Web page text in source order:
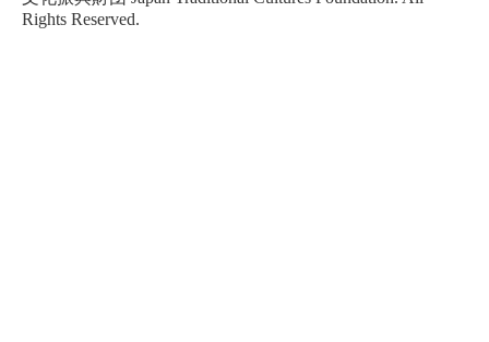
Rights Reserved.